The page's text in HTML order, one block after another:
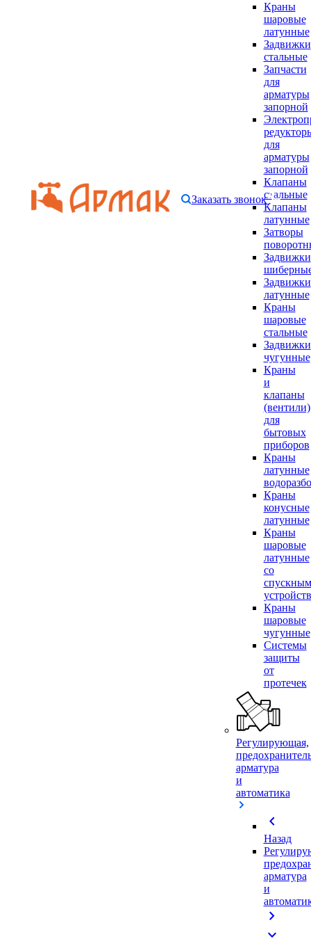
Краны
шаровые
латунные
Задвижки
стальные
Запчасти
для
арматуры
запорной
для
арматуры
запорной
Клапаны
стальные
Клапаны
латунные
Затворы
Задвижки
Задвижки
латунные
Краны
шаровые
стальные
Задвижки
чугунные
Краны
и
клапаны
(вентили)
для
бытовых
приборов
Краны
латунные
Краны
конусные
латунные
Краны
шаровые
латунные
со
спускным
Краны
шаровые
чугунные
Системы
защиты
от
протечек
Регулирующая,
арматура
и
автоматика
chevron_left
Назад
арматура
и
chevron_right
expand_more
Заказать звонок